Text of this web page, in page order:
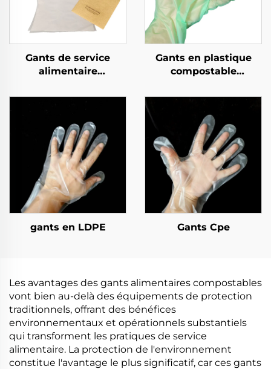
Gants de service
alimentaire
biodégradables et
PBAT amidon de maïs
Gants en plastique
compostable
compostable en PLA
PBAT amidon de maïs
gants en LDPE Gants Cpe
Les avantages des gants alimentaires compostables
vont bien au-delà des équipements de protection
traditionnels, offrant des bénéfices
environnementaux et opérationnels substantiels
qui transforment les pratiques de service
alimentaire. La protection de l'environnement
constitue l'avantage le plus significatif, car ces gants